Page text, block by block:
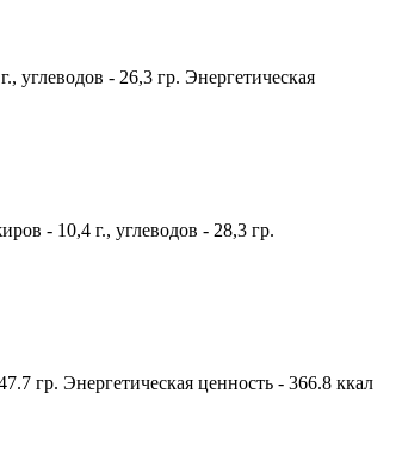
- 26,3 гр. Энергетическая
- 10,4 г., углеводов - 28,3 гр.
гр. Энергетическая ценность - 366.8 ккал